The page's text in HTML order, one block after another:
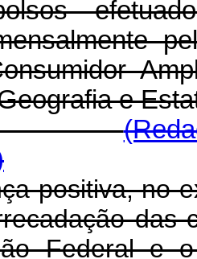
e
lo.
positiva, no
das
Federal e